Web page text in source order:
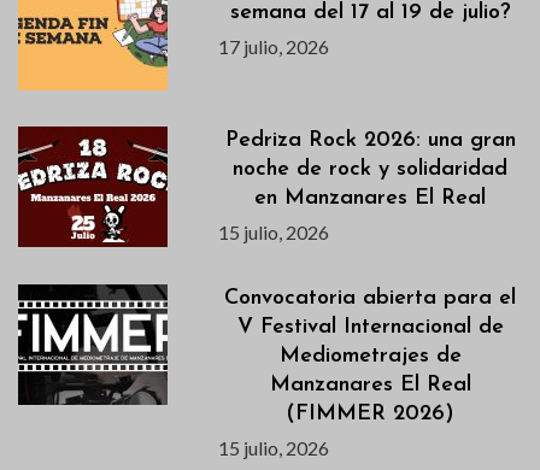
semana del 17 al 19 de julio?
17 julio, 2026
Pedriza Rock 2026: una gran
noche de rock y solidaridad
en Manzanares El Real
15 julio, 2026
Convocatoria abierta para el
V Festival Internacional de
Mediometrajes de
Manzanares El Real
(FIMMER 2026)
15 julio, 2026